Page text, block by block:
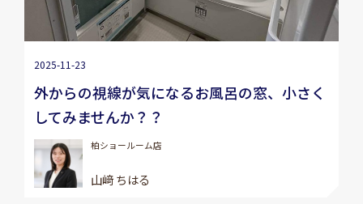
2025-11-23
外からの視線が気になるお風呂の窓、小さく
してみませんか？？
柏ショールーム店
山﨑 ちはる